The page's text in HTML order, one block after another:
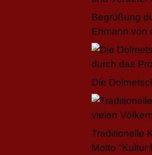
Begrüßung
Ehmann von
Die
Traditionelle
Motto "Kultur